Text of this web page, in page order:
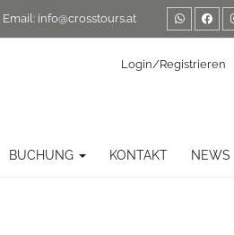
| Email: info@crosstours.at
Login/Registrieren
BUCHUNG KONTAKT NEWS